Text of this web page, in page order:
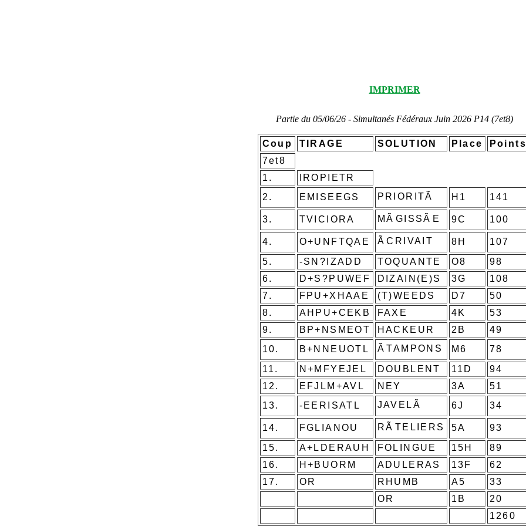
IMPRIMER
Partie du 05/06/26 - Simultanés Fédéraux Juin 2026 P14 (7et8)
Coup TIRAGE SOLUTION Place
Points
7et8
1.
IROPIETR
2.
EMISEEGS PRIORITÃ H1 141
3. TVICIORA MÃGISSÃE 9C 100
4. O+UNFTQAE ÃCRIVAIT 8H
107
5.
-SN?IZADD TOQUANTE O8
98
6.
D+S?PUWEF DIZAIN(E)S 3G
108
7.
FPU+XHAAE (T)WEEDS D7
50
8.
AHPU+CEKB FAXE 4K
53
9.
BP+NSMEOT HACKEUR 2B
49
10.
B+NNEUOTL ÃTAMPONS M6
78
11.
N+MFYEJEL DOUBLENT 11D
94
12.
EFJLM+AVL NEY 3A
51
13.
-EERISATL JAVELÃ 6J 34
14. FGLIANOU RÃTELIERS 5A
93
15.
A+LDERAUH FOLINGUE 15H
89
16.
H+BUORM ADULERAS 13F
62
17.
OR RHUMB A5
33
OR
1B
20
1260